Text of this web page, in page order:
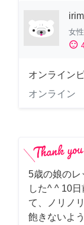
女性
sentiment_satisfied
オンライン
オンライン
5歳の娘のレ
した^ ^ 10
て、ノリノ
飽きないよ